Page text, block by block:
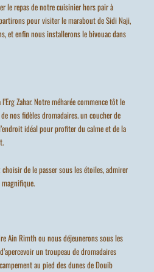
le repas de notre cuisinier hors pair à
pour visiter le marabout de Sidi Naji,
et enfin nous installerons le bivouac dans
Zahar. Notre méharée commence tôt le
nos fidèles dromadaires. un coucher de
idéal pour profiter du calme et de la
de le passer sous les étoiles, admirer
Ain Rimth ou nous déjeunerons sous les
un troupeau de dromadaires
au pied des dunes de Douib